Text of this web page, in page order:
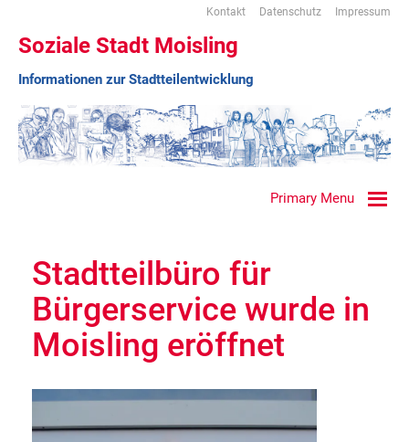
Kontakt Datenschutz Impressum
Soziale Stadt Moisling
Informationen zur Stadtteilentwicklung
Primary Menu
Stadtteilbüro für
Bürgerservice wurde in
Moisling eröffnet